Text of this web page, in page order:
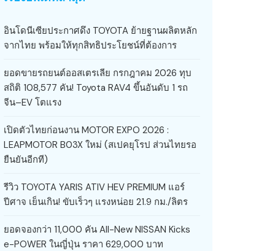
อินโดนีเซียประกาศดึง TOYOTA ย้ายฐานผลิตหลัก
จากไทย พร้อมให้ทุกสิทธิประโยชน์ที่ต้องการ
ยอดขายรถยนต์ออสเตรเลีย กรกฎาคม 2026 ทุบ
สถิติ 108,577 คัน! Toyota RAV4 ขึ้นอันดับ 1 รถ
จีน–EV โตแรง
เปิดตัวไทยก่อนงาน MOTOR EXPO 2026 :
LEAPMOTOR B03X ใหม่ (สเปคยุโรป ส่วนไทยรอ
ยืนยันอีกที)
รีวิว TOYOTA YARIS ATIV HEV PREMIUM แอร์
ปีศาจ เย็นเกิน! ขับเร็วๆ แรงหน่อย 21.9 กม./ลิตร
ยอดจองกว่า 11,000 คัน All-New NISSAN Kicks
e-POWER ในญี่ปุ่น ราคา 629,000 บาท